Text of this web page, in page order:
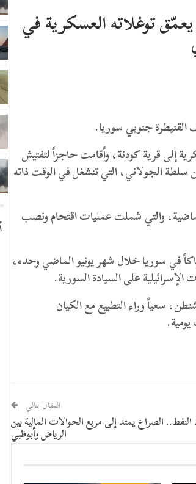
توغلاته العسكرية في
القنيطرة جنوبي سوريا.
إلى قرية كودنة، وأقامت حاجزاً لتفتيش
الجولاني، التي تنشغل في الوقت ذاته
والتي شملت عمليات اقتحام ونصب
سوري قد وثق قبل أيام أن الاحتلال ارتكب 261 انتهاكاً في سوريا خلال شهر يونيو الماضي وحده،
سعياً وراء التطبيع مع الكيان
المقال التالي
النفط.. الصراع يمتد إلى مربع الحوالات المالية بين
الرياض وأبوظبي